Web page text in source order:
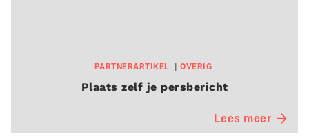
PARTNERARTIKEL OVERIG
Plaats zelf je persbericht
Lees meer